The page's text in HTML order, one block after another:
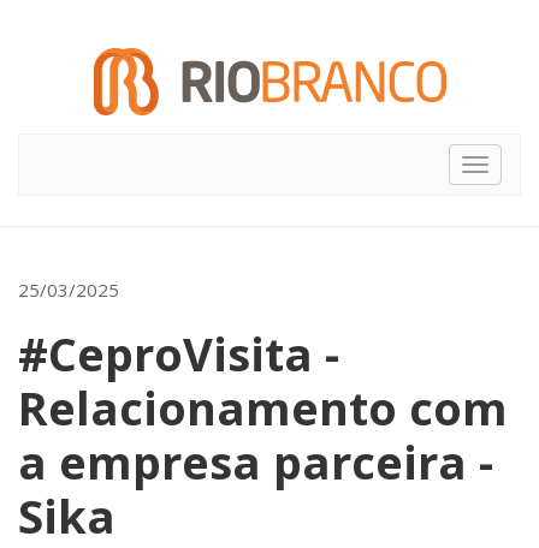
Toggle
25/03/2025
#CeproVisita -
Relacionamento com
a empresa parceira -
Sika